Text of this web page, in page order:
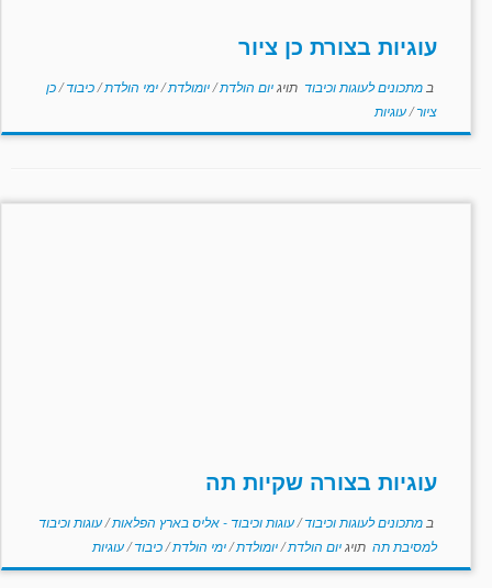
עוגיות בצורת כן ציור
ב מתכונים לעוגות וכיבוד תויגיום הולדת/יומולדת/ימי הולדת/כיבוד/כן
ציור/עוגיות
עוגיות בצורה שקיות תה
ב מתכונים לעוגות וכיבוד/עוגות וכיבוד - אליס בארץ הפלאות/עוגות וכיבוד
למסיבת תה תויגיום הולדת/יומולדת/ימי הולדת/כיבוד/עוגיות